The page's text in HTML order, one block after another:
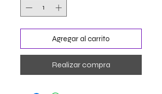
Agregar al carrito
Realizar compra